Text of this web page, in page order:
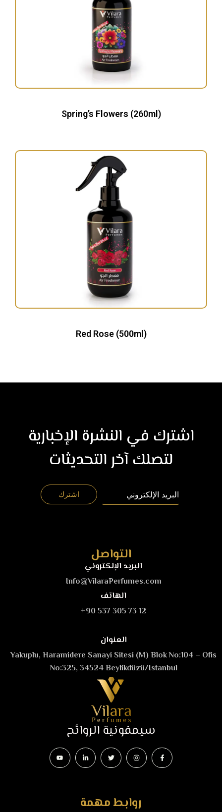
Spring’s Flowers (260ml)
Red Rose (500ml)
اشترك في النشرة الإخبارية
لتصلك آخر التحديثات
التواصل
البريد الإلكتروني
Info@VilaraPerfumes.com
الهاتف
+90 537 305 73 12
العنوان
Yakuplu, Haramidere Sanayi Sitesi (M) Blok No:104 – Ofis
No:325, 34524 Beylikdüzü/Istanbul
سيمفونية الروائح
روابط مهمة